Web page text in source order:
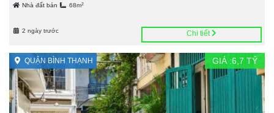
Nhà đất bán 68m2
2 ngày trước Chi tiết
QUẬN BÌNH THẠNH GIÁ :6,7 TỶ